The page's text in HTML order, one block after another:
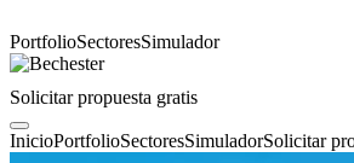
PortfolioSectoresSimulador
Solicitar propuesta gratis
InicioPortfolioSectoresSimuladorSolicitar